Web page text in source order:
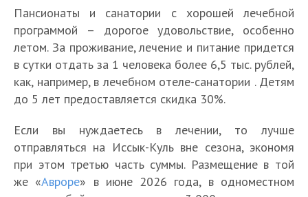
Пансионаты и санатории с хорошей лечебной
программой – дорогое удовольствие, особенно
летом. За проживание, лечение и питание придется
в сутки отдать за 1 человека более 6,5 тыс. рублей,
как, например, в лечебном отеле-санатории . Детям
до 5 лет предоставляется скидка 30%.
Если вы нуждаетесь в лечении, то лучше
отправляться на Иссык-Куль вне сезона, экономя
при этом третью часть суммы. Размещение в той
же «Авроре» в июне 2026 года, в одноместном